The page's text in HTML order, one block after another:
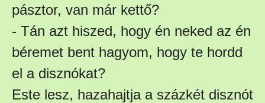
pásztor, van már kettő?
- Tán azt hiszed, hogy én neked az én
béremet bent hagyom, hogy te hordd
el a disznókat?
Este lesz, hazahajtja a százkét disznót